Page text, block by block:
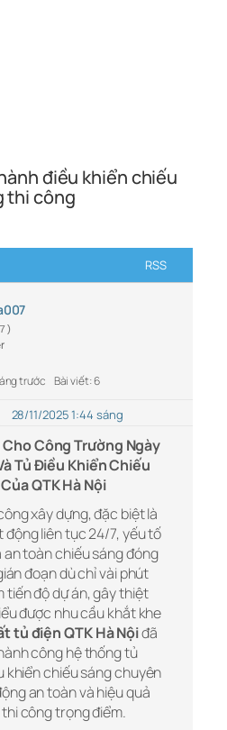
điều khiển chiếu
thi công
RSS
trước Bài viết: 6
28/11/2025 1:44 sáng
Công Trường Ngày
Tủ Điều Khiển Chiếu
QTK Hà Nội
xây dựng, đặc biệt là
liên tục 24/7, yếu tố
an toàn chiếu sáng đóng
đoạn dù chỉ vài phút
tiến độ dự án, gây thiệt
được nhu cầu khắt khe
tủ điện QTK Hà Nộiđã
công hệ thống tủ
khiển chiếu sáng chuyên
an toàn và hiệu quả
công trọng điểm.